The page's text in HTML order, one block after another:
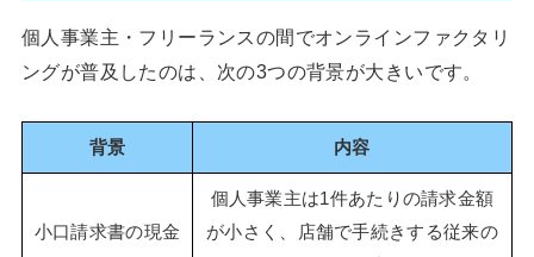
個人事業主・フリーランスの間でオンラインファクタリ
ングが普及したのは、次の3つの背景が大きいです。
背景 内容
小口請求書の現金
個人事業主は1件あたりの請求金額
が小さく、店舗で手続きする従来の